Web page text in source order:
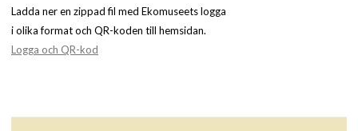
Ladda ner en zippad fil med Ekomuseets logga
i olika format och QR-koden till hemsidan.
Logga och QR-kod